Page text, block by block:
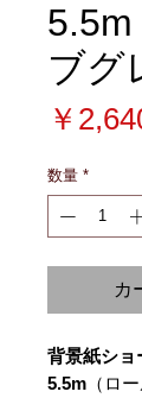
ブグ
￥
数量 *
カ
背景紙ショ
5.5m （ロ